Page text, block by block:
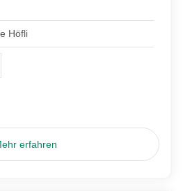
Höfli
erfahren